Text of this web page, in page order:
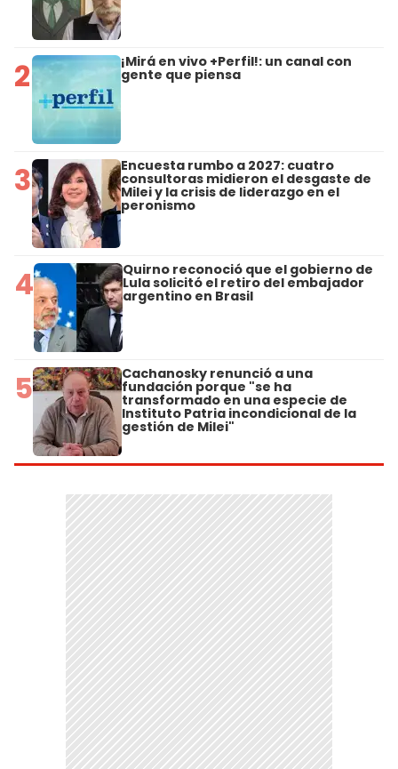
2 ¡Mirá en vivo +Perfil!: un canal con
gente que piensa
3 Encuesta rumbo a 2027: cuatro
consultoras midieron el desgaste de
Milei y la crisis de liderazgo en el
peronismo
4 Quirno reconoció que el gobierno de
Lula solicitó el retiro del embajador
argentino en Brasil
5 Cachanosky renunció a una
fundación porque "se ha
transformado en una especie de
Instituto Patria incondicional de la
gestión de Milei"